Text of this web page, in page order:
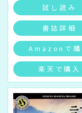
試し読み
書誌詳細
Amazonで購
楽天で購入